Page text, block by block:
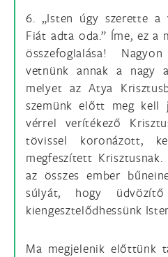
6. „Isten úgy szerette a
Fiát adta oda.” Íme, ez a
összefoglalása!
vetnünk annak a nagy
melyet az Atya
szemünk előtt meg kell
vérrel verítékező
tövissel koronázott,
megfeszített
az összes ember
súlyát, hogy üdvözítő
kiengesztelődhessünk
Ma megjelenik előttünk